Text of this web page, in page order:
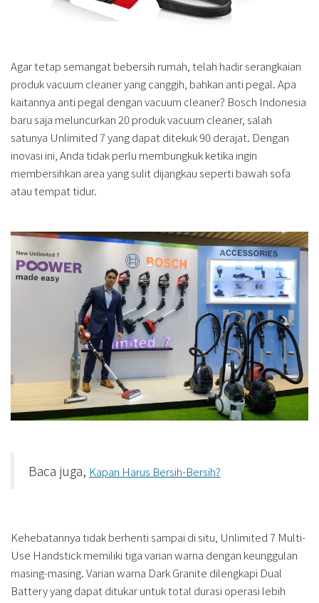
Agar tetap semangat bebersih rumah, telah hadir serangkaian
produk vacuum cleaner yang canggih, bahkan anti pegal. Apa
kaitannya anti pegal dengan vacuum cleaner? Bosch Indonesia
baru saja meluncurkan 20 produk vacuum cleaner, salah
satunya Unlimited 7 yang dapat ditekuk 90 derajat. Dengan
inovasi ini, Anda tidak perlu membungkuk ketika ingin
membersihkan area yang sulit dijangkau seperti bawah sofa
atau tempat tidur.
Baca juga, Kapan Harus Bersih-Bersih?
Kehebatannya tidak berhenti sampai di situ, Unlimited 7 Multi-
Use Handstick memiliki tiga varian warna dengan keunggulan
masing-masing. Varian warna Dark Granite dilengkapi Dual
Battery yang dapat ditukar untuk total durasi operasi lebih